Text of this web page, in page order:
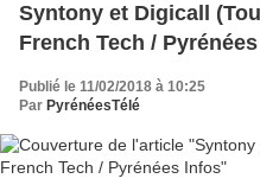
Syntony et Digicall
French Tech /
Publié le 11/02/2018 à 10:25
Par PyrénéesTélé